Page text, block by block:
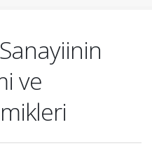
ve